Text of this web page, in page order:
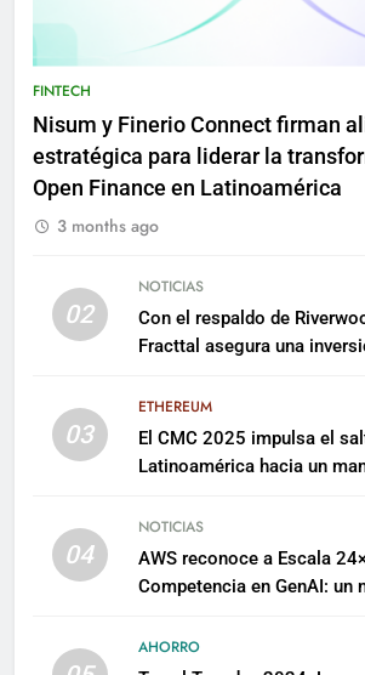
FINTECH
Nisum y Finerio Connect firman
estratégica para liderar la
Open Finance en Latinoamérica
3 months ago
02
NOTICIAS
Con el respaldo de
Fracttal asegura una
03
ETHEREUM
El CMC 2025 impulsa el
Latinoamérica hacia un
04
NOTICIAS
AWS reconoce a Escala
Competencia en GenAI: un
AHORRO